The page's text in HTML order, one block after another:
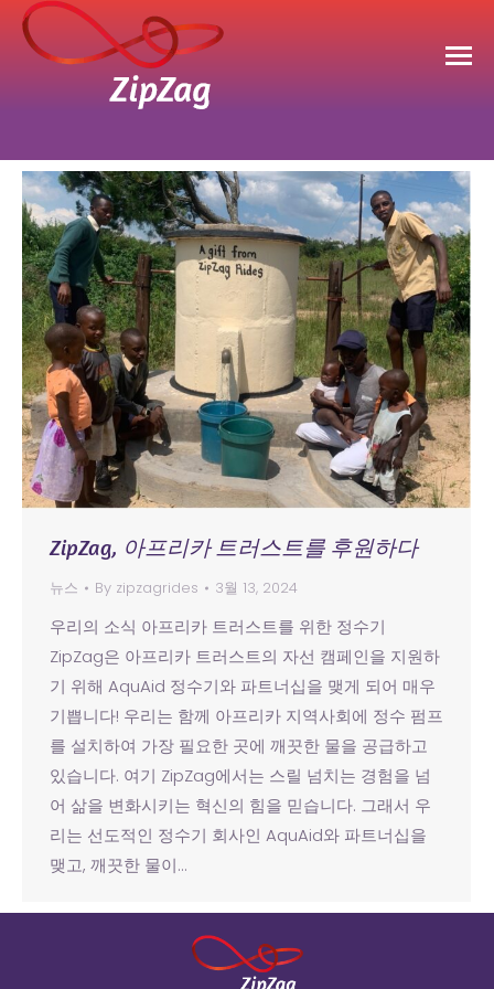
ZipZag, 아프리카 트러스트를 후원하다
뉴스 By zipzagrides 3월 13, 2024
우리의 소식 아프리카 트러스트를 위한 정수기
ZipZag은 아프리카 트러스트의 자선 캠페인을 지원하
기 위해 AquAid 정수기와 파트너십을 맺게 되어 매우
기쁩니다! 우리는 함께 아프리카 지역사회에 정수 펌프
를 설치하여 가장 필요한 곳에 깨끗한 물을 공급하고
있습니다. 여기 ZipZag에서는 스릴 넘치는 경험을 넘
어 삶을 변화시키는 혁신의 힘을 믿습니다. 그래서 우
리는 선도적인 정수기 회사인 AquAid와 파트너십을
맺고, 깨끗한 물이…